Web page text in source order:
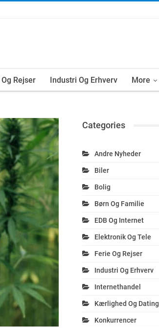
Rejser Industri Og Erhverv More
Categories
Andre Nyheder
Biler
Bolig
Børn Og Familie
EDB Og Internet
Elektronik Og Tele
Ferie Og Rejser
Industri Og Erhverv
Internethandel
Kærlighed Og Dating
Konkurrencer